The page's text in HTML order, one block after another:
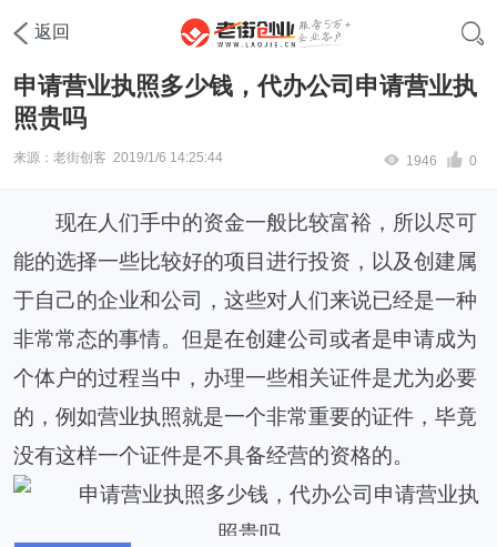
返回
首页 工商注册 营业执照注册
申请营业执照多少钱，代办公司申请营业执
照贵吗
来源：老街创客 2019/1/6 14:25:44 1946 0
现在人们手中的资金一般比较富裕，所以尽可
能的选择一些比较好的项目进行投资，以及创建属
于自己的企业和公司，这些对人们来说已经是一种
非常常态的事情。但是在创建公司或者是申请成为
个体户的过程当中，办理一些相关证件是尤为必要
的，例如营业执照就是一个非常重要的证件，毕竟
没有这样一个证件是不具备经营的资格的。